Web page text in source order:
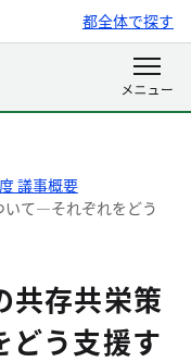
都全体で探す
議事概要
て―それぞれをどう
存共栄策
う支援す